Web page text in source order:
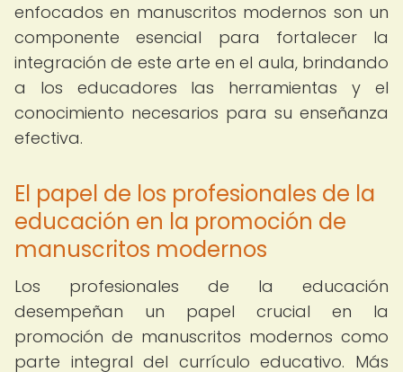
enfocados en manuscritos modernos son un
componente esencial para fortalecer la
integración de este arte en el aula, brindando
a los educadores las herramientas y el
conocimiento necesarios para su enseñanza
efectiva.
El papel de los profesionales de la
educación en la promoción de
manuscritos modernos
Los profesionales de la educación
desempeñan un papel crucial en la
promoción de manuscritos modernos como
parte integral del currículo educativo. Más